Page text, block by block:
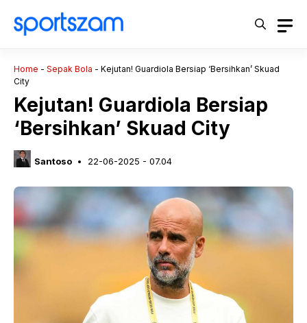
Home - Sepak Bola - Kejutan! Guardiola Bersiap ‘Bersihkan’ Skuad
City
Kejutan! Guardiola Bersiap
‘Bersihkan’ Skuad City
Santoso 22-06-2025 - 07.04